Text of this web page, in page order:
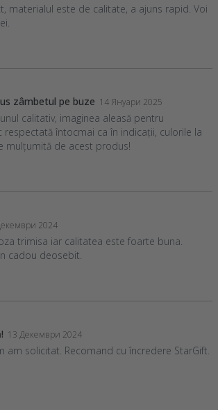
materialul este de calitate, a ajuns rapid. Voi
zâmbetul pe buze 14 Януари 2025
calitativ, imaginea aleasă pentru
respectată întocmai ca în indicații, culorile la
mulțumită de acest produs!
2024
trimisa iar calitatea este foarte buna.
cadou deosebit.
13 Декември 2024
am solicitat. Recomand cu încredere StarGift.